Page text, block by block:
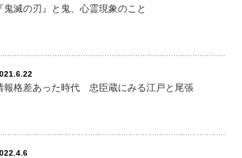
『鬼滅の刃』と鬼、心霊現象のこと
報格差あった時代 忠臣蔵にみる江戸と尾張